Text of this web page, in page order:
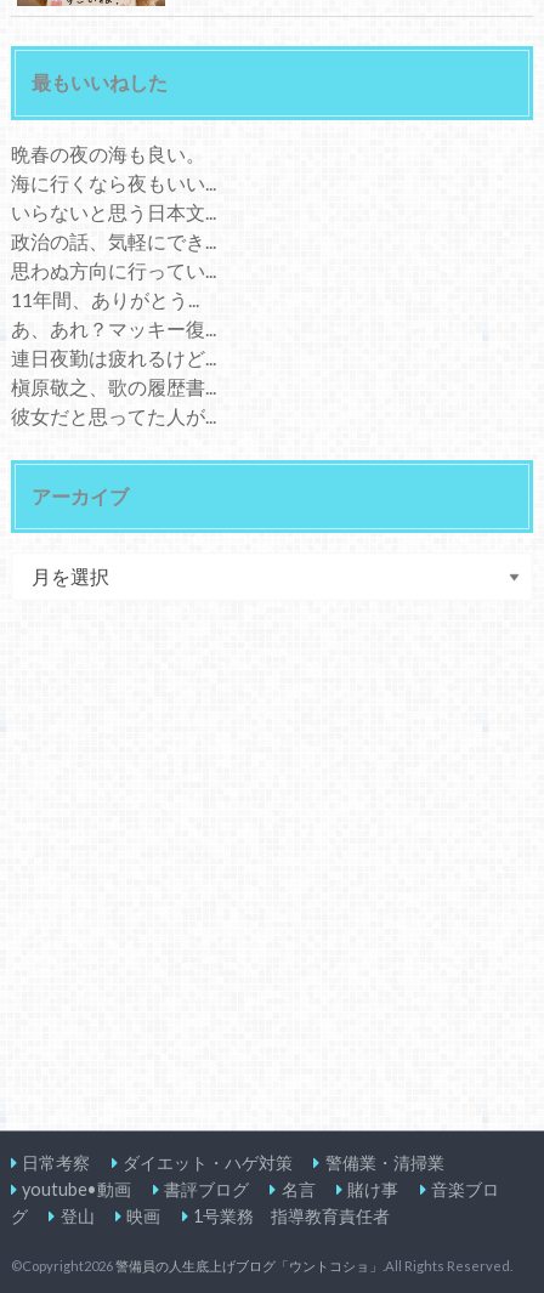
最もいいねした
晩春の夜の海も良い。
海に行くなら夜もいい...
いらないと思う日本文...
政治の話、気軽にでき...
思わぬ方向に行ってい...
11年間、ありがとう...
あ、あれ？マッキー復...
連日夜勤は疲れるけど...
槇原敬之、歌の履歴書...
彼女だと思ってた人が...
アーカイブ
日常考察 ダイエット・ハゲ対策
警備業・清掃業
youtube•動画
書評ブログ 名言 賭け事
音楽ブロ
グ
登山 映画 1号業務 指導教育責任者
©Copyright2026警備員の人生底上げブログ「ウントコショ」 .All Rights Reserved.